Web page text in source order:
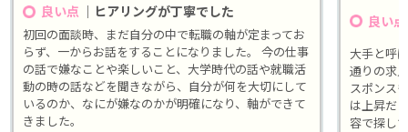
良い点 ｜ヒアリングが丁寧でした
初回の面談時、まだ自分の中で転職の軸が定まってお
らず、一からお話をすることになりました。 今の仕事
の話で嫌なことや楽しいこと、大学時代の話や就職活
動の時の話などを聞きながら、自分が何を大切にして
いるのか、なにが嫌なのかが明確になり、軸ができて
きました。
良い点
大手と呼
通りの求
スポンス
は上昇だ
容で探し